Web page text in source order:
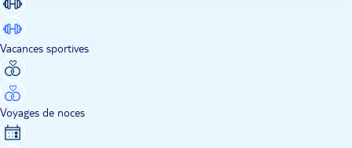
Vacances sportives
Voyages de noces